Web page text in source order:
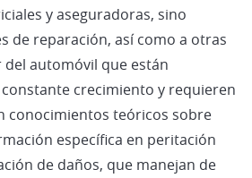
y aseguradoras, sino
de reparación, así como a otras
automóvil que están
crecimiento y requieren
conocimientos teóricos sobre
específica en peritación
de daños, que manejan de